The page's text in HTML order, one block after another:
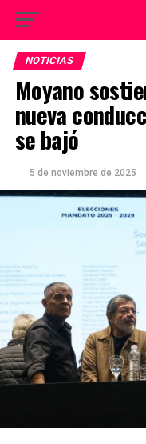
NOTICIAS
Moyano
nueva
se bajó
5 de noviembre de 2025